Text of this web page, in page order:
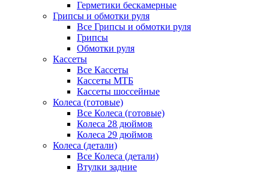
Герметики бескамерные
Грипсы и обмотки руля
Все Грипсы и обмотки руля
Грипсы
Обмотки руля
Кассеты
Все Кассеты
Кассеты МТБ
Кассеты шоссейные
Колеса (готовые)
Все Колеса (готовые)
Колеса 28 дюймов
Колеса 29 дюймов
Колеса (детали)
Все Колеса (детали)
Втулки задние